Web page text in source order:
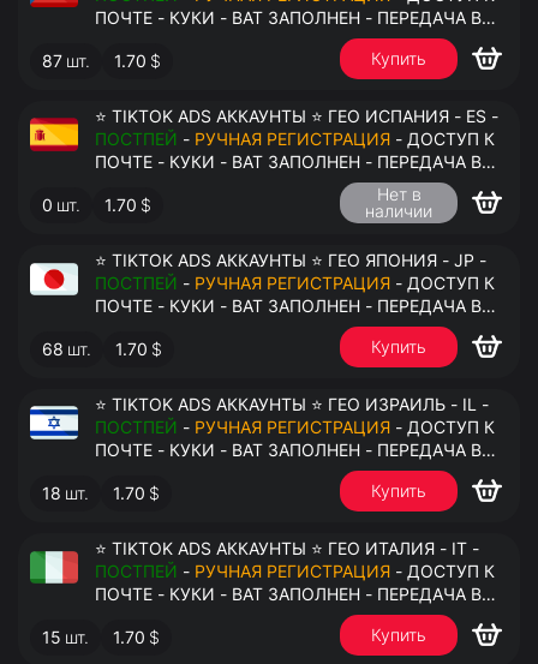
ПОЧТЕ - КУКИ - ВАТ ЗАПОЛНЕН - ПЕРЕДАЧА В
87 шт. 1.70 $ Купить
⭐ TIKTOK ADS АККАУНТЫ ⭐ ГЕО ИСПАНИЯ - ES -
ПОСТПЕЙ - РУЧНАЯ РЕГИСТРАЦИЯ - ДОСТУП К
ПОЧТЕ - КУКИ - ВАТ ЗАПОЛНЕН - ПЕРЕДАЧА В
0 шт. 1.70 $
Нет в
наличии
⭐ TIKTOK ADS АККАУНТЫ ⭐ ГЕО ЯПОНИЯ - JP -
ПОСТПЕЙ - РУЧНАЯ РЕГИСТРАЦИЯ - ДОСТУП К
ПОЧТЕ - КУКИ - ВАТ ЗАПОЛНЕН - ПЕРЕДАЧА В
68 шт. 1.70 $ Купить
⭐ TIKTOK ADS АККАУНТЫ ⭐ ГЕО ИЗРАИЛЬ - IL -
ПОСТПЕЙ - РУЧНАЯ РЕГИСТРАЦИЯ - ДОСТУП К
ПОЧТЕ - КУКИ - ВАТ ЗАПОЛНЕН - ПЕРЕДАЧА В
18 шт. 1.70 $ Купить
⭐ TIKTOK ADS АККАУНТЫ ⭐ ГЕО ИТАЛИЯ - IT -
ПОСТПЕЙ - РУЧНАЯ РЕГИСТРАЦИЯ - ДОСТУП К
ПОЧТЕ - КУКИ - ВАТ ЗАПОЛНЕН - ПЕРЕДАЧА В
15 шт. 1.70 $ Купить